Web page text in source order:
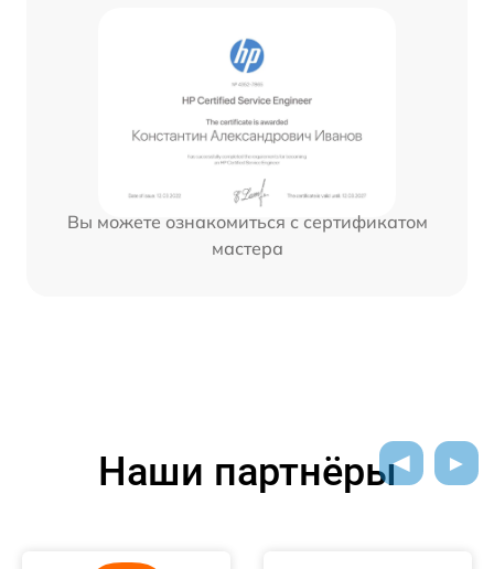
Вы можете ознакомиться с сертификатом
мастера
Наши партнёры